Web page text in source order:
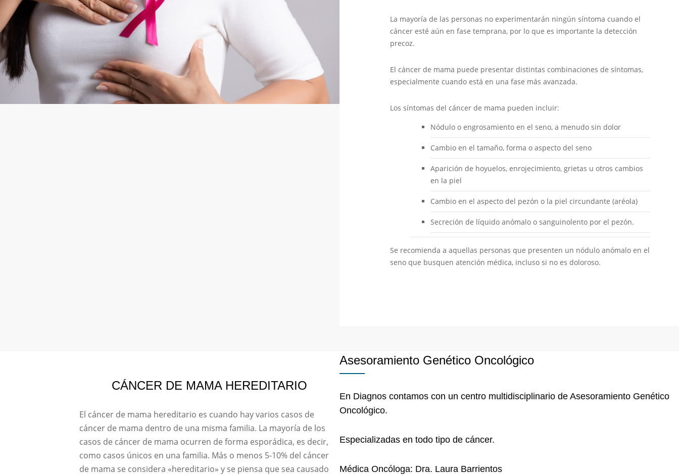
La mayoría de las personas no experimentarán ningún síntoma cuando el
cáncer esté aún en fase temprana, por lo que es importante la detección
precoz.
El cáncer de mama puede presentar distintas combinaciones de síntomas,
especialmente cuando está en una fase más avanzada.
Los síntomas del cáncer de mama pueden incluir:
Nódulo o engrosamiento en el seno, a menudo sin dolor
Cambio en el tamaño, forma o aspecto del seno
Aparición de hoyuelos, enrojecimiento, grietas u otros cambios
en la piel
Cambio en el aspecto del pezón o la piel circundante (aréola)
Secreción de líquido anómalo o sanguinolento por el pezón.
Se recomienda a aquellas personas que presenten un nódulo anómalo en el
seno que busquen atención médica, incluso si no es doloroso.
CÁNCER DE MAMA HEREDITARIO
El cáncer de mama hereditario es cuando hay varios casos de
cáncer de mama dentro de una misma familia. La mayoría de los
casos de cáncer de mama ocurren de forma esporádica, es decir,
como casos únicos en una familia. Más o menos 5-10% del cáncer
de mama se considera «hereditario» y se piensa que sea causado
Asesoramiento Genético Oncológico
En Diagnos contamos con un centro multidisciplinario de Asesoramiento Genético
Oncológico.
Especializadas en todo tipo de cáncer.
Médica Oncóloga: Dra. Laura Barrientos